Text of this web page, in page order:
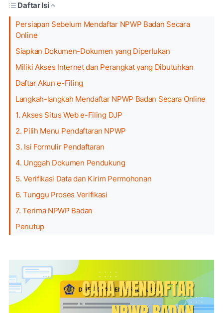
Daftar Isi
Persiapan Sebelum Mendaftar NPWP Badan Secara
Online
Siapkan Dokumen-Dokumen yang Diperlukan
Miliki Akses Internet dan Perangkat yang Dibutuhkan
Daftar Akun e-Filing
Langkah-langkah Mendaftar NPWP Badan Secara Online
1. Akses Situs Web e-Filing DJP
2. Pilih Menu Pendaftaran NPWP
3. Isi Formulir Pendaftaran
4. Unggah Dokumen Pendukung
5. Verifikasi Data dan Kirim Permohonan
6. Tunggu Proses Verifikasi
7. Terima NPWP Badan
Penutup